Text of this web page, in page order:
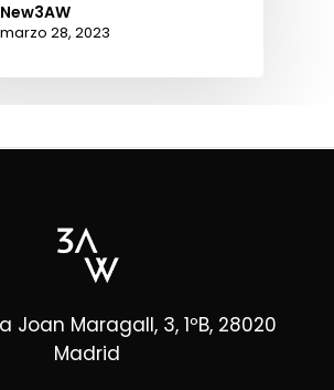
New3AW
marzo 28, 2023
Joan Maragall, 3, 1ºB, 28020
Madrid